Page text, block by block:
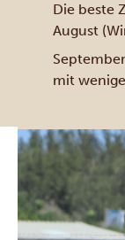
Die beste
August
mit